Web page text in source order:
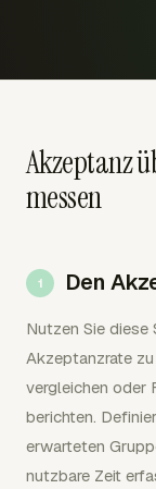
Akzeptanz
messen
Den
Nutzen Sie diese
Akzeptanzrate
vergleichen oder
berichten.
erwarteten
nutzbare Zeit